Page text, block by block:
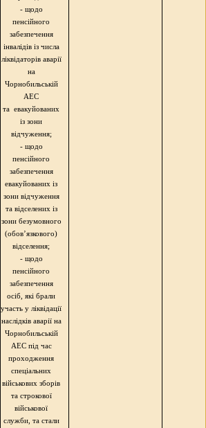
- щодо
пенсійного
забезпечення
інвалідів із числа
ліквідаторів аварії
на
Чорнобильській
АЕС
та евакуйованих
із зони
відчуження;
- щодо
пенсійного
забезпечення
евакуйованих із
зони відчуження
та відселених із
зони безумовного
(обов’язкового)
відселення;
- щодо
пенсійного
забезпечення
осіб, які брали
участь у ліквідації
наслідків аварії на
Чорнобильській
АЕС під час
проходження
спеціальних
військових зборів
та строкової
військової
служби, та стали